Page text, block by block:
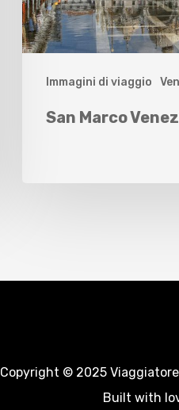
Immagini di viaggio
San Marco
Copyright © 2025
Built with